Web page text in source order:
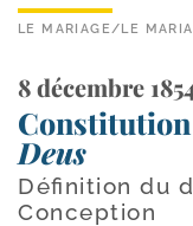
LE MARIAGE/LE
8 décembre
Deus
Définition du
Conception